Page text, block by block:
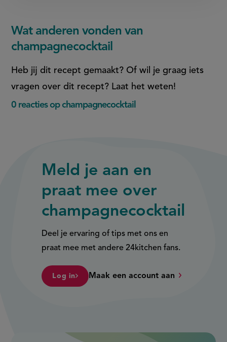
Wat anderen vonden van
champagnecocktail
Heb jij dit recept gemaakt? Of wil je graag iets
vragen over dit recept? Laat het weten!
0 reacties op champagnecocktail
Meld je aan en
praat mee over
champagnecocktail
Deel je ervaring of tips met ons en
praat mee met andere 24kitchen fans.
Log in Maak een account aan